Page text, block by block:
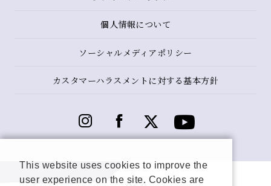
個人情報について
ソーシャルメディアポリシー
カスタマーハラスメントに対する基本方針
This website uses cookies to improve the
user experience on the site. Cookies are